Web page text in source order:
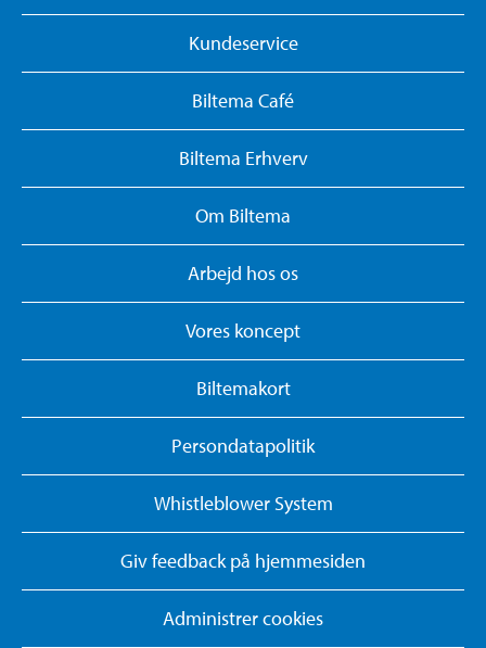
Kundeservice
Biltema Café
Biltema Erhverv
Om Biltema
Arbejd hos os
Vores koncept
Biltemakort
Persondatapolitik
Whistleblower System
Giv feedback på hjemmesiden
Administrer cookies